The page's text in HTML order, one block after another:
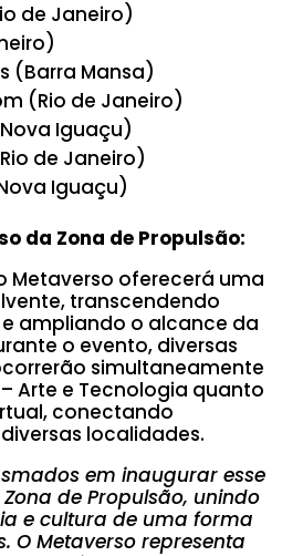
de Janeiro)
(Barra Mansa)
(Rio de Janeiro)
Iguaçu)
de Janeiro)
Iguaçu)
da Zona de Propulsão:
Metaverso oferecerá uma
transcendendo
ampliando o alcance da
o evento, diversas
simultaneamente
Arte e Tecnologia quanto
conectando
localidades.
em inaugurar esse
de Propulsão, unindo
e cultura de uma forma
O Metaverso representa